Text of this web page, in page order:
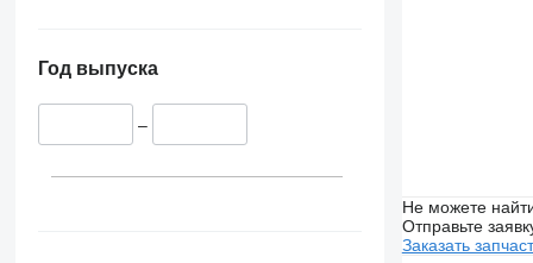
Год выпуска
–
Не можете
Отправьте
Заказать